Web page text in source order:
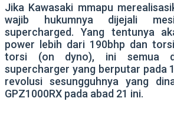
Jika Kawasaki mmapu
wajib hukumnya dijejali
supercharged. Yang tentunya
power lebih dari 190bhp dan
torsi (on dyno), ini semua
supercharger yang berputar pada
revolusi sesungguhnya yang
GPZ1000RX pada abad 21 ini.